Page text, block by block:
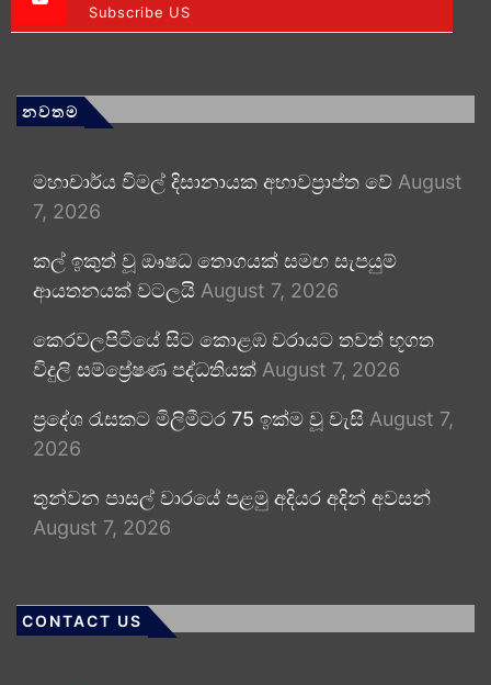
Subscribe US
නවතම
මහාචාර්ය විමල් දිසානායක අභාවප්‍රාප්ත වේ August
7, 2026
කල් ඉකුත් වූ ඖෂධ තොගයක් සමඟ සැපයුම්
ආයතනයක් වටලයි August 7, 2026
කෙරවලපිටියේ සිට කොළඹ වරායට තවත් භූගත
විදුලි සම්ප්‍රේෂණ පද්ධතියක් August 7, 2026
ප්‍රදේශ රැසකට මිලිමීටර 75 ඉක්ම වූ වැසි August 7,
2026
තුන්වන පාසල් වාරයේ පළමු අදියර අදින් අවසන්
August 7, 2026
CONTACT US